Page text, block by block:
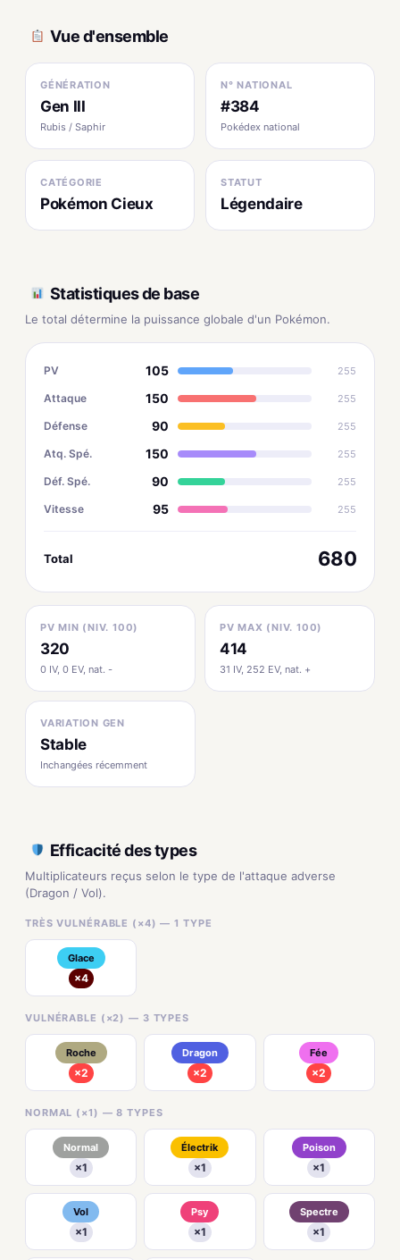
Vue d'ensemble
GÉNÉRATION
Gen III
Rubis / Saphir
N° NATIONAL
#384
Pokédex national
CATÉGORIE
Pokémon Cieux
STATUT
Légendaire
Statistiques de base
Le total détermine la puissance globale d'un Pokémon.
PV 105 255
Attaque 150 255
Défense 90 255
Atq. Spé. 150 255
Déf. Spé. 90 255
Vitesse 95 255
Total 680
PV MIN (NIV. 100)
320
0 IV, 0 EV, nat. -
PV MAX (NIV. 100)
414
31 IV, 252 EV, nat. +
VARIATION GEN
Stable
Inchangées récemment
Efficacité des types
Multiplicateurs reçus selon le type de l'attaque adverse
(Dragon / Vol).
TRÈS VULNÉRABLE (×4) — 1 TYPE
Glace
×4
VULNÉRABLE (×2) — 3 TYPES
Roche
×2
Dragon
×2
Fée
×2
NORMAL (×1) — 8 TYPES
Normal
×1
Électrik
×1
Poison
×1
Vol
×1
Psy
×1
Spectre
×1